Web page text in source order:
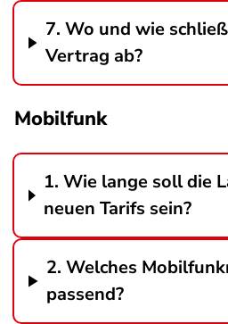
7. Wo und wie
Vertrag ab?
Mobilfunk
1. Wie lange soll die
neuen Tarifs sein?
2. Welches
passend?